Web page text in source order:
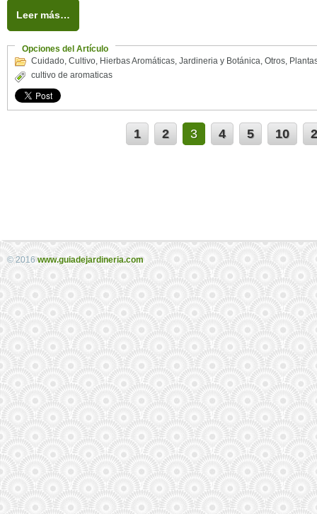
Leer más…
Opciones del Artículo
Cuidado Cultivo Hierbas Aromáticas Jardineria y Botánica Otros
cultivo de aromaticas
1 2 3 4 5 10
© 2016www.guiadejardineria.com